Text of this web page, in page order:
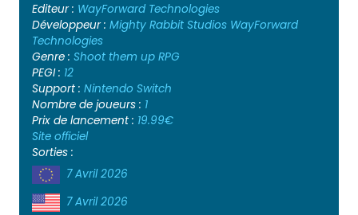
Editeur : WayForward Technologies
Développeur : Mighty Rabbit Studios WayForward
Technologies
Genre : Shoot them up RPG
PEGI : 12
Support : Nintendo Switch
Nombre de joueurs : 1
Prix de lancement : 19.99€
Site officiel
Sorties :
7 Avril 2026
7 Avril 2026